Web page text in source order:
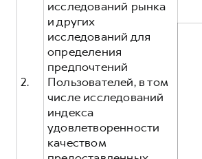
2.
исследований рынка
и других
исследований для
определения
предпочтений
Пользователей, в том
числе исследований
индекса
удовлетворенности
качеством